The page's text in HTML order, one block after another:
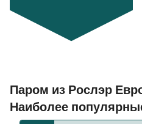
Паром из Рослэр
Наиболее